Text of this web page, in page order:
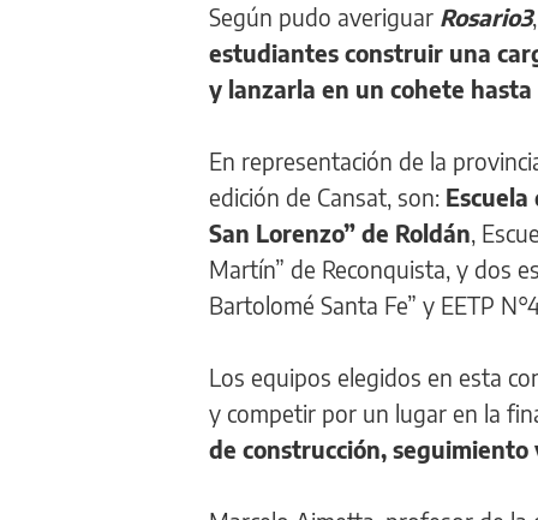
Según pudo averiguar Rosario3
estudiantes construir una
y lanzarla en un cohete
En representación de la
edición de Cansat, son:
San Lorenzo” de Roldán ,
Martín” de Reconquista, y dos
Bartolomé Santa Fe” y EETP
Los equipos elegidos en esta
y competir por un lugar en la
de construcción,